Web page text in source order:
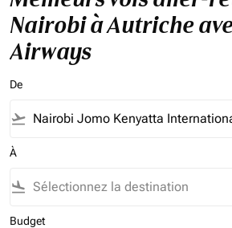
Nairobi à Autriche
Airways
De
flight_takeoff
À
flight_land
Budget